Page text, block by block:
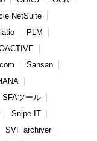
NetSuite
PLM
Sansan
SFAツール
Snipe-IT
SVF archiver